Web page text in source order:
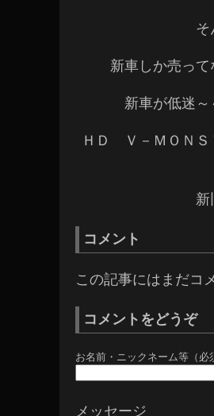
そ
新車しか売っ
新車が低迷
ＨＤ Ｖ－ＭＯＮＳ
新
コメント
この記事にはまだコ
コメントをどうぞ
お名前・ニックネーム等（必
メッセージ